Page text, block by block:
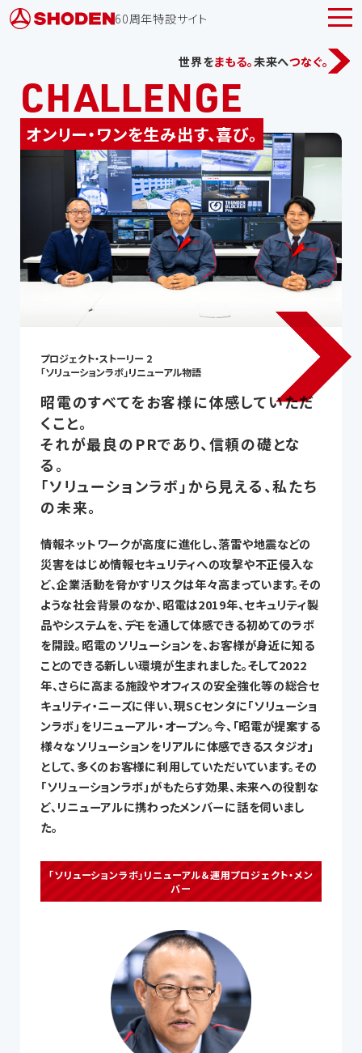
60周年特設サイト
世界をまもる。未来へつなぐ。
CHALLENGE
オンリー・ワンを生み出す、喜び。
プロジェクト・ストーリー 2
「ソリューションラボ」リニューアル物語
昭電のすべてをお客様に体感していただ
くこと。
それが最良のPRであり、信頼の礎とな
る。
「ソリューションラボ」から見える、私たち
の未来。
情報ネットワークが高度に進化し、落雷や地震などの
災害をはじめ情報セキュリティへの攻撃や不正侵入な
ど、企業活動を脅かすリスクは年々高まっています。その
ような社会背景のなか、昭電は2019年、セキュリティ製
品やシステムを、デモを通して体感できる初めてのラボ
を開設。昭電のソリューションを、お客様が身近に知る
ことのできる新しい環境が生まれました。そして2022
年、さらに高まる施設やオフィスの安全強化等の総合セ
キュリティ・ニーズに伴い、現SCセンタに「ソリューショ
ンラボ」をリニューアル・オープン。今、「昭電が提案する
様々なソリューションをリアルに体感できるスタジオ」
として、多くのお客様に利用していただいています。その
「ソリューションラボ」がもたらす効果、未来への役割な
ど、リニューアルに携わったメンバーに話を伺いまし
た。
「ソリューションラボ」リニューアル＆運用プロジェクト・メン
バー